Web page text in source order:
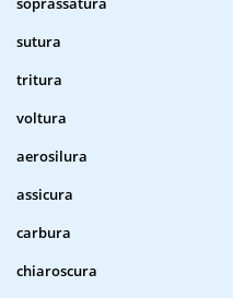
sutura
tritura
voltura
aerosilura
assicura
carbura
chiaroscura